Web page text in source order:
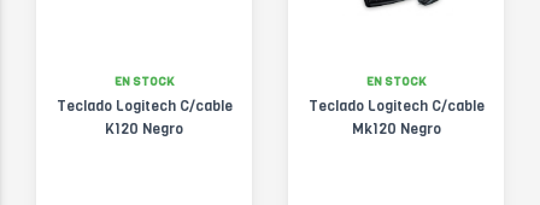
EN STOCK
Teclado Logitech C/cable
K120 Negro
EN STOCK
Teclado Logitech C/cable
Mk120 Negro